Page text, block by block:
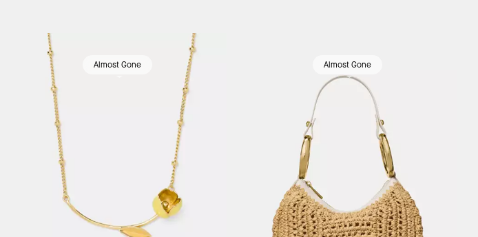
Almost Gone Almost Gone